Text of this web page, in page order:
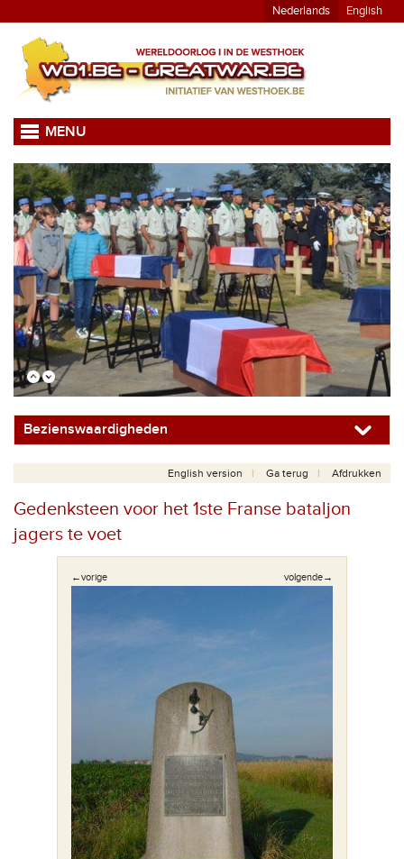
Nederlands English
MENU
Bezienswaardigheden
English version Ga terug Afdrukken
Gedenksteen voor het 1ste Franse bataljon
jagers te voet
←vorige volgende→